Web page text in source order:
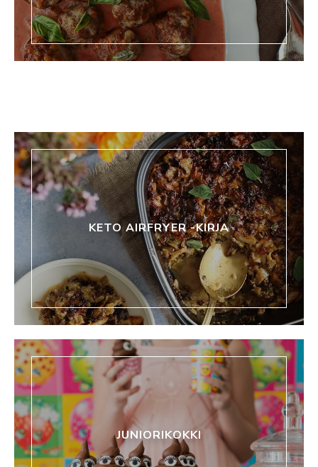
KETO AIRFRYER -KIRJA
JUNIORIKOKKI